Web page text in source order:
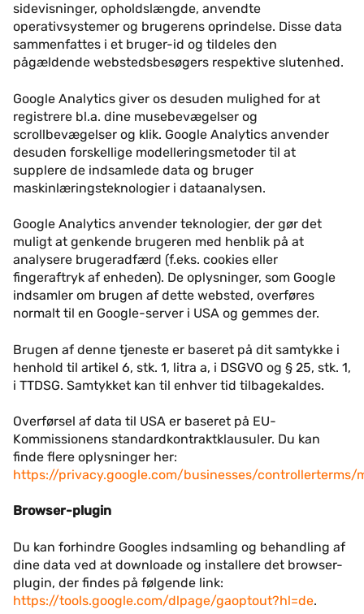
sidevisninger, opholdslængde, anvendte
operativsystemer og brugerens oprindelse. Disse data
sammenfattes i et bruger-id og tildeles den
pågældende webstedsbesøgers respektive slutenhed.
Google Analytics giver os desuden mulighed for at
registrere bl.a. dine musebevægelser og
scrollbevægelser og klik. Google Analytics anvender
desuden forskellige modelleringsmetoder til at
supplere de indsamlede data og bruger
maskinlæringsteknologier i dataanalysen.
Google Analytics anvender teknologier, der gør det
muligt at genkende brugeren med henblik på at
analysere brugeradfærd (f.eks. cookies eller
fingeraftryk af enheden). De oplysninger, som Google
indsamler om brugen af dette websted, overføres
normalt til en Google-server i USA og gemmes der.
Brugen af denne tjeneste er baseret på dit samtykke i
henhold til artikel 6, stk. 1, litra a, i DSGVO og § 25, stk. 1,
i TTDSG. Samtykket kan til enhver tid tilbagekaldes.
Overførsel af data til USA er baseret på EU-
Kommissionens standardkontraktklausuler. Du kan
finde flere oplysninger her:
https://privacy.google.com/businesses/controllerterms/
Browser-plugin
Du kan forhindre Googles indsamling og behandling af
dine data ved at downloade og installere det browser-
plugin, der findes på følgende link:
https://tools.google.com/dlpage/gaoptout?hl=de.